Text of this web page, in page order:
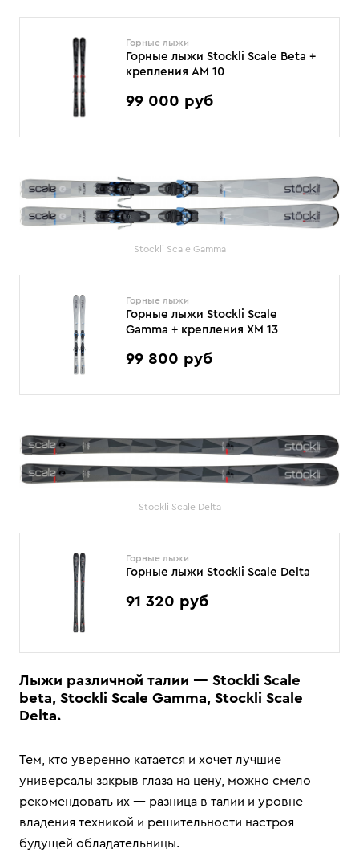
Горные лыжи
Горные лыжи Stockli Scale Beta +
крепления AM 10
99 000 руб
Stockli Scale Gamma
Горные лыжи
Горные лыжи Stockli Scale
Gamma + крепления XM 13
99 800 руб
Stockli Scale Delta
Горные лыжи
Горные лыжи Stockli Scale Delta
91 320 руб
Лыжи различной талии — Stockli Scale
beta, Stockli Scale Gamma, Stockli Scale
Delta.
Тем, кто уверенно катается и хочет лучшие
универсалы закрыв глаза на цену, можно смело
рекомендовать их — разница в талии и уровне
владения техникой и решительности настроя
будущей обладательницы.